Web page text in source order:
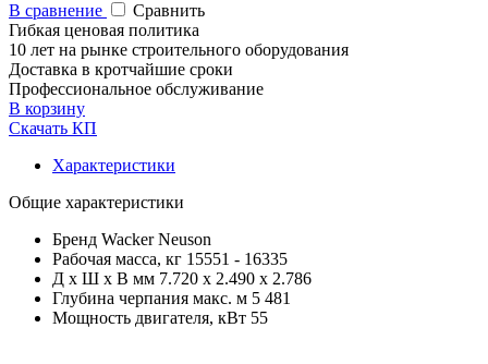
В сравнение
Сравнить
Гибкая ценовая политика
10 лет на рынке строительного оборудования
Доставка в кротчайшие сроки
Профессиональное обслуживание
В корзину
Скачать КП
Характеристики
Общие характеристики
Бренд Wacker Neuson
Рабочая масса, кг 15551 - 16335
Д x Ш x В мм 7.720 x 2.490 x 2.786
Глубина черпания макс. м 5 481
Мощность двигателя, кВт 55